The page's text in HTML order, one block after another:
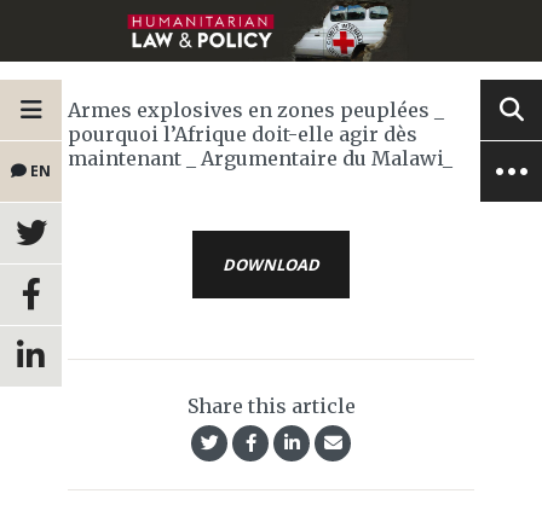
EN
Armes explosives en zones peuplées _
pourquoi l’Afrique doit-elle agir dès
maintenant _ Argumentaire du Malawi_
DOWNLOAD
Share this article